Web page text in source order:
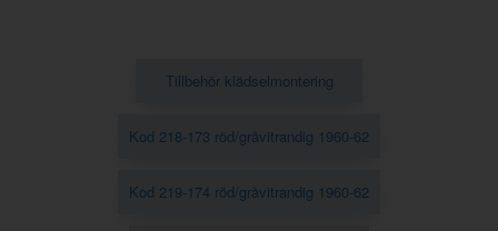
Tillbehör klädselmontering
Kod 218-173 röd/gråvitrandig 1960-62
Kod 219-174 röd/gråvitrandig 1960-62